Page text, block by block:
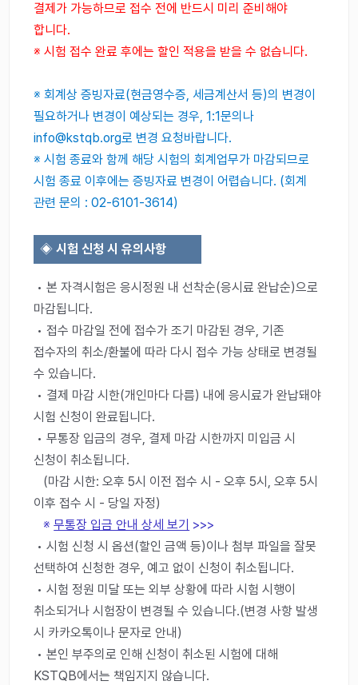
결제가 가능하므로 접수 전에 반드시 미리 준비해야
합니다.
※ 시험 접수 완료 후에는 할인 적용을 받을 수 없습니다.
※ 회계상 증빙자료(현금영수증, 세금계산서 등)의 변경이
필요하거나 변경이 예상되는 경우, 1:1문의나
info@kstqb.org로 변경 요청바랍니다.
※ 시험 종료와 함께 해당 시험의 회계업무가 마감되므로
시험 종료 이후에는 증빙자료 변경이 어렵습니다. (회계
관련 문의 : 02-6101-3614)
◈시험 신청 시 유의사항
• 본 자격시험은 응시정원 내 선착순(응시료 완납순)으로
마감됩니다.
• 접수 마감일 전에 접수가 조기 마감된 경우, 기존
접수자의 취소/환불에 따라 다시 접수 가능 상태로 변경될
수 있습니다.
• 결제 마감 시한(개인마다 다름) 내에 응시료가 완납돼야
시험 신청이 완료됩니다.
• 무통장 입금의 경우, 결제 마감 시한까지 미입금 시
신청이 취소됩니다.
(마감 시한: 오후 5시 이전 접수 시 - 오후 5시, 오후 5시
이후 접수 시 - 당일 자정)
※무통장 입금 안내 상세 보기 >>>
• 시험 신청 시 옵션(할인 금액 등)이나 첨부 파일을 잘못
선택하여 신청한 경우, 예고 없이 신청이 취소됩니다.
• 시험 정원 미달 또는 외부 상황에 따라 시험 시행이
취소되거나 시험장이 변경될 수 있습니다.(변경 사항 발생
시 카카오톡이나 문자로 안내)
• 본인 부주의로 인해 신청이 취소된 시험에 대해
KSTQB에서는 책임지지 않습니다.